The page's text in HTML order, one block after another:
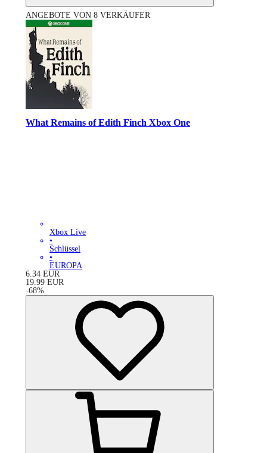
ANGEBOTE VON 8 VERKÄUFER
What Remains of Edith Finch Xbox One
Xbox Live
•
Schlüssel
•
EUROPA
6.34 EUR
19.99 EUR
-68%